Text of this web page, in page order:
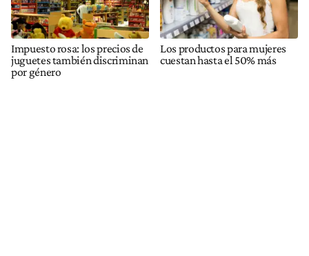
Impuesto rosa: los precios de
juguetes también discriminan
por género
Los productos para mujeres
cuestan hasta el 50% más